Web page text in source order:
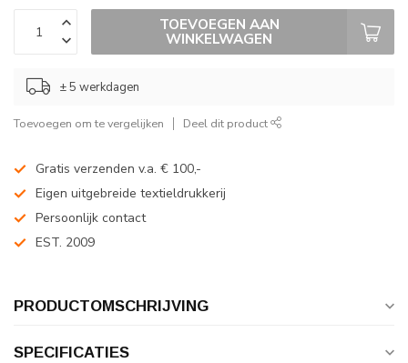
TOEVOEGEN AAN
WINKELWAGEN
± 5 werkdagen
Toevoegen om te vergelijken Deel dit product
Gratis verzenden v.a. € 100,-
Eigen uitgebreide textieldrukkerij
Persoonlijk contact
EST. 2009
PRODUCTOMSCHRIJVING
SPECIFICATIES